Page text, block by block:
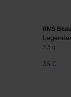
RMS
3,5 g
36 €